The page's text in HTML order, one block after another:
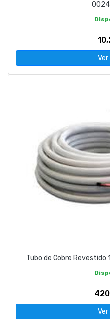
Ver
Tubo de Cobre
Ver